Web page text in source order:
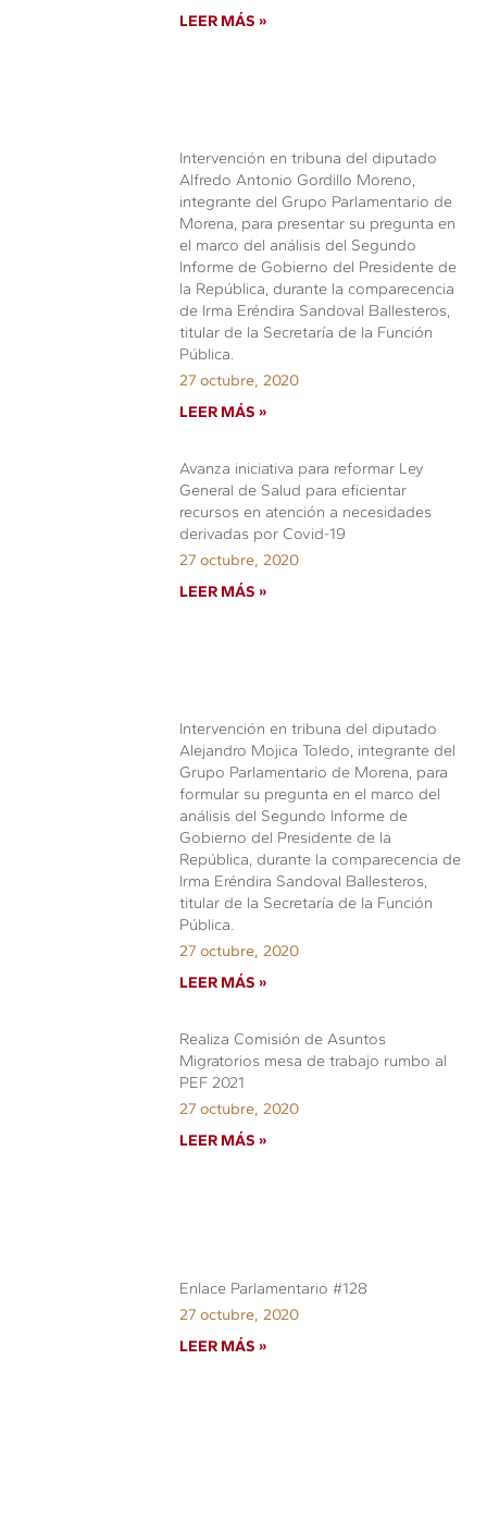
LEER MÁS »
Intervención en tribuna del diputado
Alfredo Antonio Gordillo Moreno,
integrante del Grupo Parlamentario de
Morena, para presentar su pregunta en
el marco del análisis del Segundo
Informe de Gobierno del Presidente de
la República, durante la comparecencia
de Irma Eréndira Sandoval Ballesteros,
titular de la Secretaría de la Función
Pública.
27 octubre, 2020
LEER MÁS »
Avanza iniciativa para reformar Ley
General de Salud para eficientar
recursos en atención a necesidades
derivadas por Covid-19
27 octubre, 2020
LEER MÁS »
Intervención en tribuna del diputado
Alejandro Mojica Toledo, integrante del
Grupo Parlamentario de Morena, para
formular su pregunta en el marco del
análisis del Segundo Informe de
Gobierno del Presidente de la
República, durante la comparecencia de
Irma Eréndira Sandoval Ballesteros,
titular de la Secretaría de la Función
Pública.
27 octubre, 2020
LEER MÁS »
Realiza Comisión de Asuntos
Migratorios mesa de trabajo rumbo al
PEF 2021
27 octubre, 2020
LEER MÁS »
Enlace Parlamentario #128
27 octubre, 2020
LEER MÁS »